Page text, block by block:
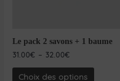
Le pack 2 savons + 1 baume
31.00€ – 32.00€
Choix des options